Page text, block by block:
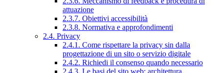
attuazione
2.3.7. Obiettivi accessibilità
2.3.8. Normativa e approfondimenti
2.4. Privacy
2.4.1. Come rispettare la privacy sin dalla
progettazione di un sito o servizio digitale
2.4.2. Richiedi il consenso quando necessario
2.4.3. Le basi del sito web: architettura,